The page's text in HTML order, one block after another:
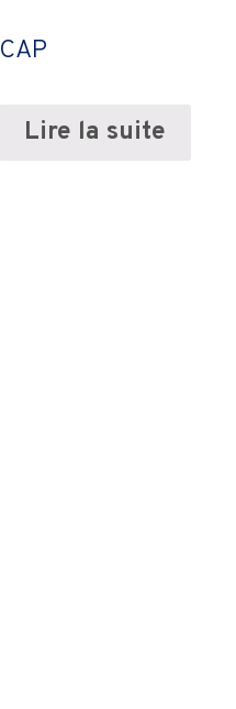
CAP
Lire la suite